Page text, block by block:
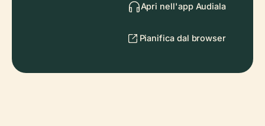
Apri nell'app Audiala
Pianifica dal browser